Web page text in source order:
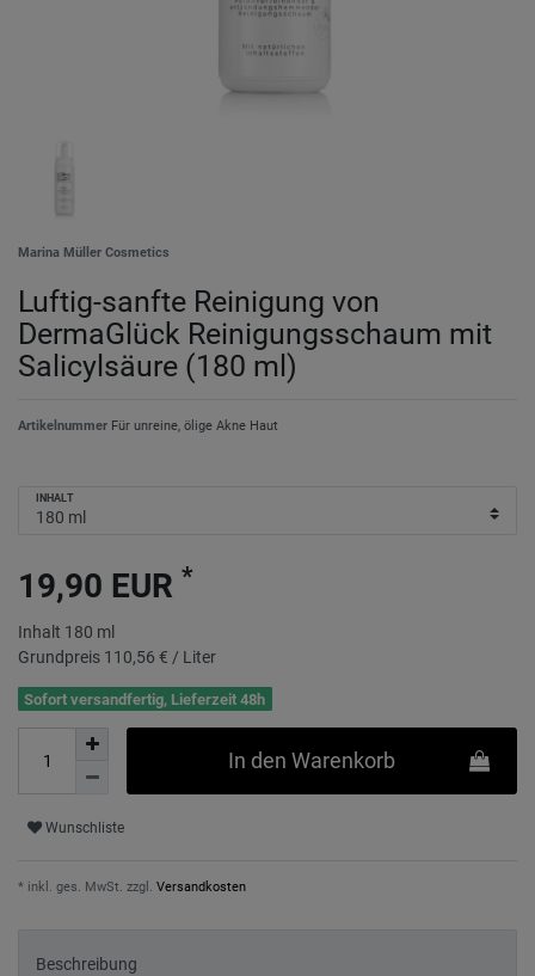
Marina Müller Cosmetics
Luftig-sanfte Reinigung von
DermaGlück Reinigungsschaum mit
Salicylsäure (180 ml)
Artikelnummer Für unreine, ölige Akne Haut
INHALT
19,90 EUR *
Inhalt 180 ml
Grundpreis 110,56 € / Liter
Sofort versandfertig, Lieferzeit 48h
In den Warenkorb
Wunschliste
* inkl. ges. MwSt. zzgl. Versandkosten
Beschreibung